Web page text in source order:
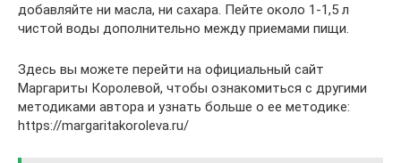
добавляйте ни масла, ни сахара. Пейте около 1-1,5 л
чистой воды дополнительно между приемами пищи.
Здесь вы можете перейти на официальный сайт
Маргариты Королевой, чтобы ознакомиться с другими
методиками автора и узнать больше о ее методике:
https://margaritakoroleva.ru/